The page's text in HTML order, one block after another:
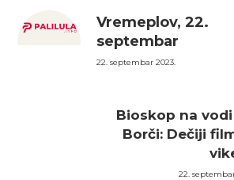
Vremeplov, 22.
septembar
22. septembar 2023.
Bioskop na vodi
Borči: Dečiji
22.